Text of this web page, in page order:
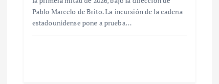
Pablo Marcelo de Brito. La incursión de la cadena
estadounidense pone a prueba…